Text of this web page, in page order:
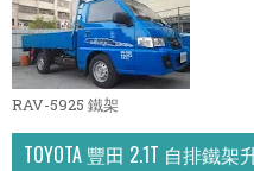
RAV-5925 鐵架
TOYOTA 豐田 2.1T 自排鐵架